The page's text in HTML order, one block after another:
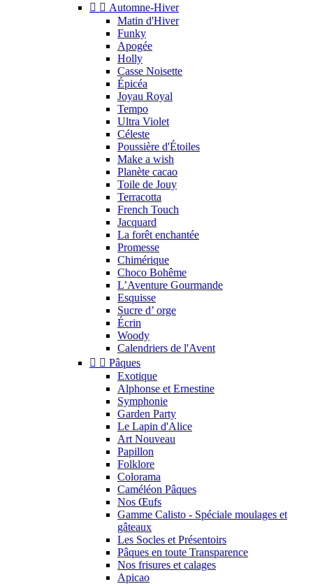
  Automne-Hiver
Matin d'Hiver
Funky
Apogée
Holly
Casse Noisette
Épicéa
Joyau Royal
Tempo
Ultra Violet
Céleste
Poussière d'Étoiles
Make a wish
Planète cacao
Toile de Jouy
Terracotta
French Touch
Jacquard
La forêt enchantée
Promesse
Chimérique
Choco Bohême
L’Aventure Gourmande
Esquisse
Sucre d’ orge
Écrin
Woody
Calendriers de l'Avent
  Pâques
Exotique
Alphonse et Ernestine
Symphonie
Garden Party
Le Lapin d'Alice
Art Nouveau
Papillon
Folklore
Colorama
Caméléon Pâques
Nos Œufs
Gamme Calisto - Spéciale moulages et
gâteaux
Les Socles et Présentoirs
Pâques en toute Transparence
Nos frisures et calages
Apicao